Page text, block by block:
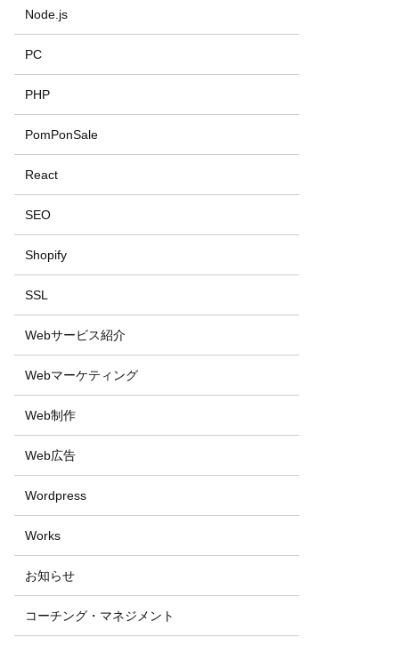
Node.js
PC
PHP
PomPonSale
React
SEO
Shopify
SSL
Webサービス紹介
Webマーケティング
Web制作
Web広告
Wordpress
Works
お知らせ
コーチング・マネジメント